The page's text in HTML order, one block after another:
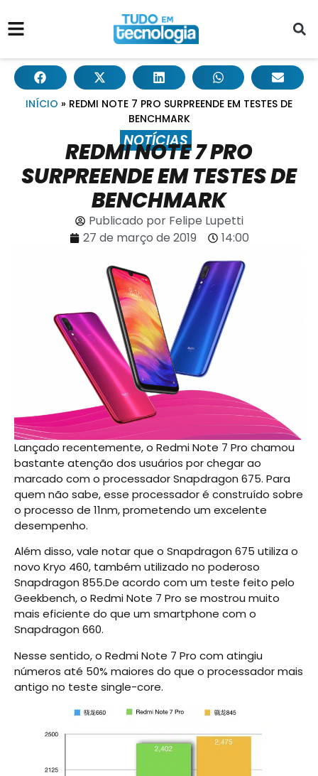
INÍCIO » REDMI NOTE 7 PRO SURPREENDE EM TESTES DE
BENCHMARK
NOTÍCIAS
REDMI NOTE 7 PRO
SURPREENDE EM TESTES DE
BENCHMARK
Publicado porFelipe Lupetti
27 de março de 2019
14:00
Lançado recentemente, o Redmi Note 7 Pro chamou
bastante atenção dos usuários por chegar ao
marcado com o processador Snapdragon 675. Para
quem não sabe, esse processador é construído sobre
o processo de 11nm, prometendo um excelente
desempenho.
Além disso, vale notar que o Snapdragon 675 utiliza o
novo Kryo 460, também utilizado no poderoso
Snapdragon 855.De acordo com um teste feito pelo
Geekbench, o Redmi Note 7 Pro se mostrou muito
mais eficiente do que um smartphone com o
Snapdragon 660.
Nesse sentido, o Redmi Note 7 Pro com atingiu
números até 50% maiores do que o processador mais
antigo no teste single-core.